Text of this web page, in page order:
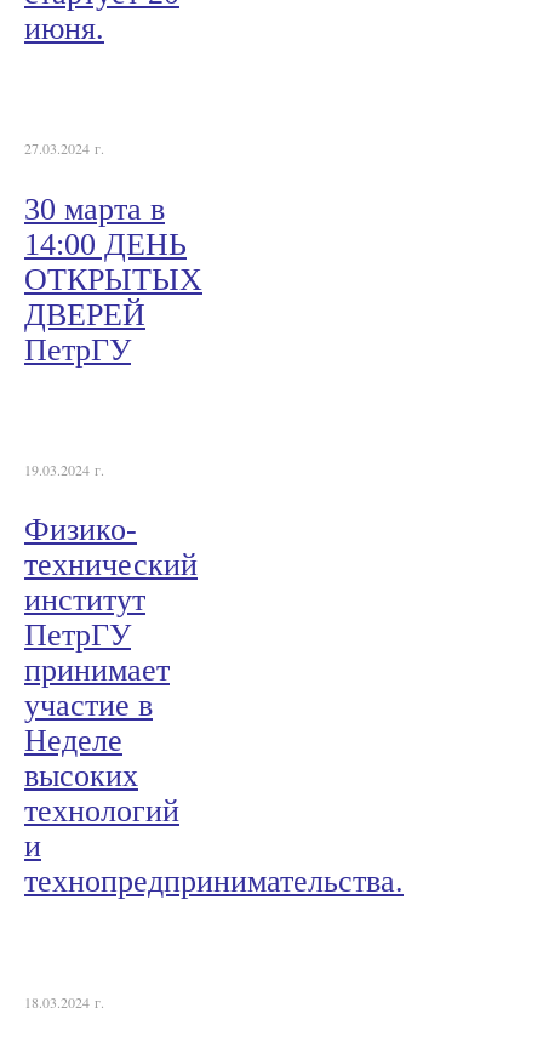
июня.
27.03.2024 г.
30 марта в
14:00 ДЕНЬ
ОТКРЫТЫХ
ДВЕРЕЙ
ПетрГУ
19.03.2024 г.
Физико-
технический
институт
ПетрГУ
принимает
участие в
Неделе
высоких
технологий
и
технопредпринимательства.
18.03.2024 г.